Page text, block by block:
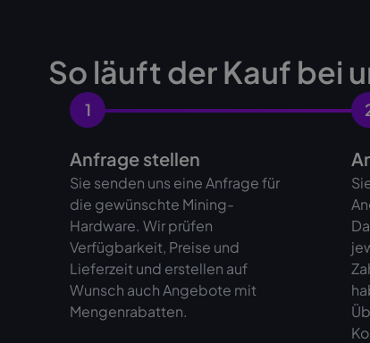
So läuft der Kauf bei
1
Anfrage stellen
Sie senden uns eine Anfrage für
die gewünschte Mining-
Hardware. Wir prüfen
Verfügbarkeit, Preise und
Lieferzeit und erstellen auf
Wunsch auch Angebote mit
Mengenrabatten.